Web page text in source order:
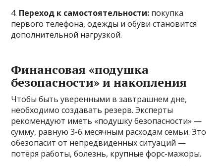
4. Переход к самостоятельности: покупка
первого телефона, одежды и обуви становится
дополнительной нагрузкой.
Финансовая «подушка
безопасности» и накопления
Чтобы быть уверенными в завтрашнем дне,
необходимо создавать резерв. Эксперты
рекомендуют иметь «подушку безопасности» —
сумму, равную 3-6 месячным расходам семьи. Это
обезопасит от непредвиденных ситуаций —
потеря работы, болезнь, крупные форс-мажоры.